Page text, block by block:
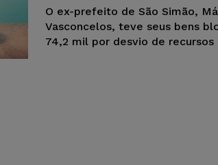
O ex-prefeito de São Simão,
Vasconcelos, teve seus bens
74,2 mil por desvio de recursos